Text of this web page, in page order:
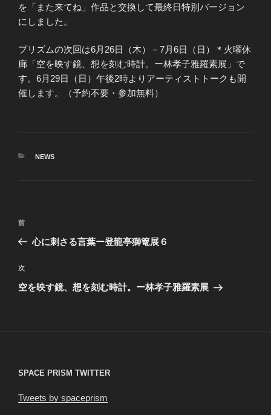
を「また来てね」作品と交換して最終日特別バージョン
にしました。
プリズムの次回は6月26日（木）－7月6日（日）＊火曜休
廊「空を映す鏡、想を刻む時計。ー林孝子雅羅素展」で
す。6月29日（日）午後2時よりアーティストトークも開
催します。（予約不要・参加無料）
カ
NEWS
投
ビ
ゲ
前
の
稿
前
心に刺さる言葉ー登龍亭獅篭展６
次
の
次
空を映す鏡、想を刻む時計。ー林孝子雅羅素展
SPACE PRISM TWITTER
Tweets by spaceprism